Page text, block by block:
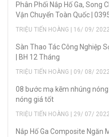
Phân Phối Nắp Hố Ga, Song
Vận Chuyển Toàn Quốc |
TRIỆU TIẾN HOÀNG | 16/ 09/
Sàn Thao Tác Công Nghiệp
| BH 12 Tháng
TRIỆU TIẾN HOÀNG | 09/ 08/
08 bước mạ kẽm nhúng
nóng giá tốt
TRIỆU TIẾN HOÀNG | 29/ 07/
Nắp Hố Ga Composite Ngăn